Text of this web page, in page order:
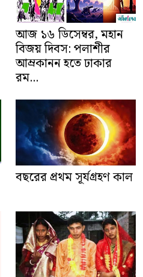
আজ ১৬ ডিসেম্বর, মহান
বিজয় দিবস: পলাশীর
আম্রকানন হতে ঢাকার
রম...
বছরের প্রথম সূর্যগ্রহণ কাল